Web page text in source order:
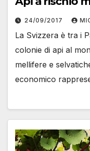
24/09/2017
La Svizzera è tra i
colonie di api al
mellifere e
economico